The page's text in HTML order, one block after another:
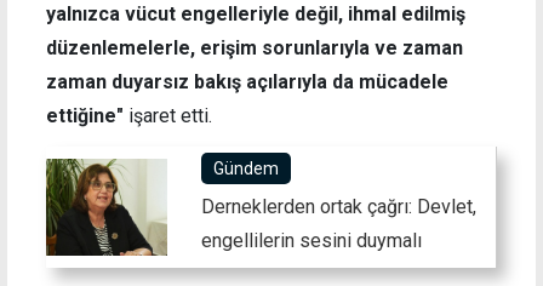
yalnızca vücut engelleriyle değil, ihmal edilmiş
düzenlemelerle, erişim sorunlarıyla ve zaman
zaman duyarsız bakış açılarıyla da mücadele
ettiğine" işaret etti.
Gündem
Derneklerden ortak çağrı: Devlet,
engellilerin sesini duymalı